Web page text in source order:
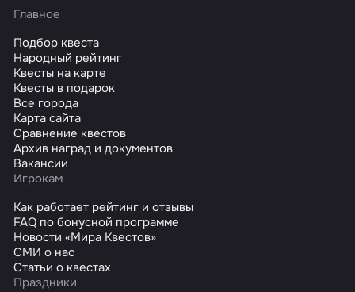
Главное
Подбор квеста
Народный рейтинг
Квесты на карте
Квесты в подарок
Все города
Карта сайта
Сравнение квестов
Архив наград и документов
Вакансии
Игрокам
Как работает рейтинг и отзывы
FAQ по бонусной программе
Новости «Мира Квестов»
СМИ о нас
Статьи о квестах
Праздники